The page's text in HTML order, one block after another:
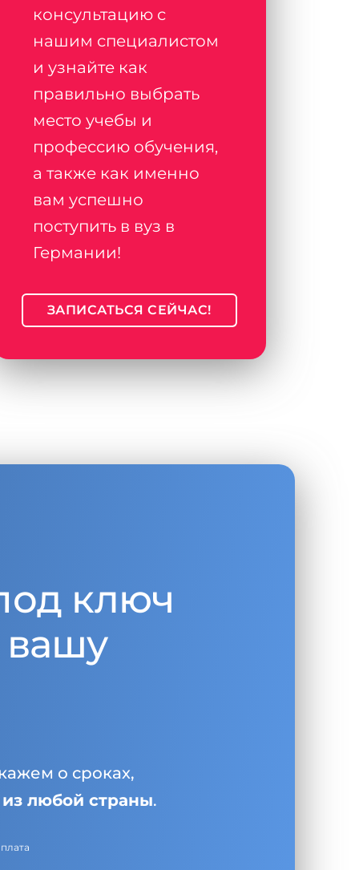
консультацию с
нашим специалистом
и узнайте как
правильно выбрать
место учебы и
профессию обучения,
а также как именно
вам успешно
поступить в вуз в
Германии!
ЗАПИСАТЬСЯ СЕЙЧАС!
ключ
о сроках,
из любой страны.